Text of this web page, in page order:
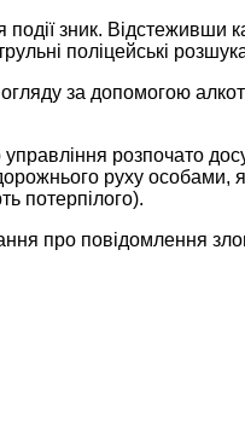
події зник.
поліцейські
за допомогою
управління розпочато
руху особами,
потерпілого).
про повідомлення